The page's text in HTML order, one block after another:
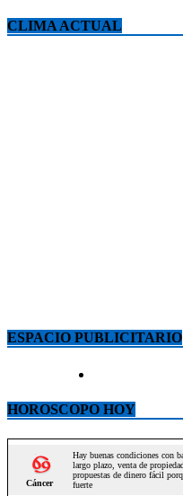
CLIMA ACTUAL
ESPACIO PUBLICITARIO
HOROSCOPO HOY